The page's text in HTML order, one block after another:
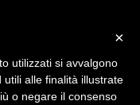
×
utilizzati si avvalgono
alle finalità illustrate
o negare il consenso